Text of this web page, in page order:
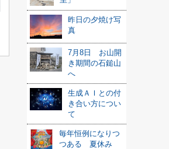
昨日の夕焼け写
真
7月8日 お山開
き期間の石鎚山
へ
生成ＡＩとの付
き合い方につい
て
毎年恒例になりつ
つある 夏休み